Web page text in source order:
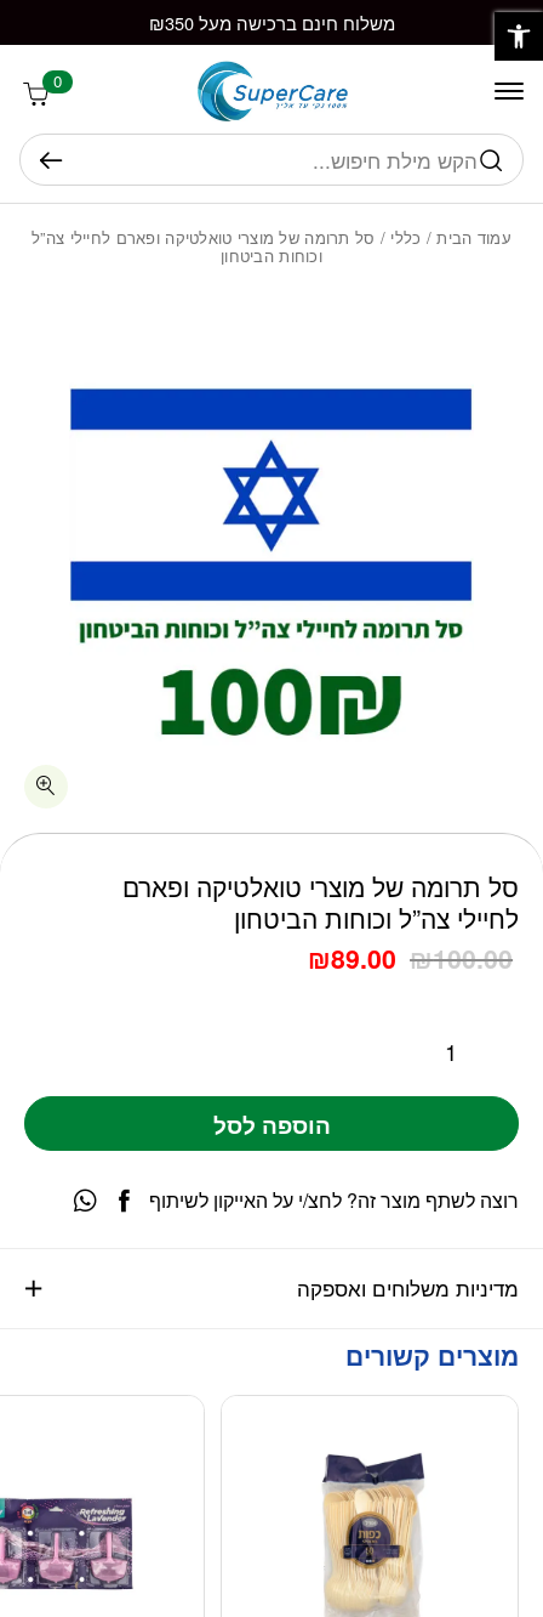
Skip to Content משלוח חינם ברכישה מעל ₪350
0
חיפוש
עמוד הבית/ כללי / סל תרומה של מוצרי טואלטיקה ופארם לחיילי צה”ל
וכוחות הביטחון
סל תרומה של מוצרי טואלטיקה ופארם
לחיילי צה”ל וכוחות הביטחון
₪100.00
₪89.00
כמות סל תרומה של מוצרי טואלטיקה ופארם לחיילי צה"ל וכוחות
הוספה לסל
מדיניות משלוחים ואספקה
רוצה לשתף מוצר זה? לחצ/י על האייקון לשיתוף
מוצרים קשורים
בחזרה למעלה
פתח סרגל נגישות